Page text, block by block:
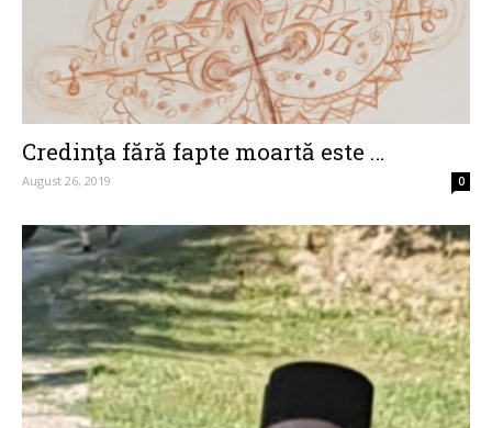
Credinţa fără fapte moartă este …
August 26, 2019 0